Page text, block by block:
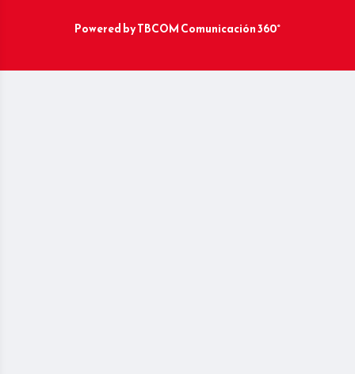
Powered byTBCOM Comunicación 360°